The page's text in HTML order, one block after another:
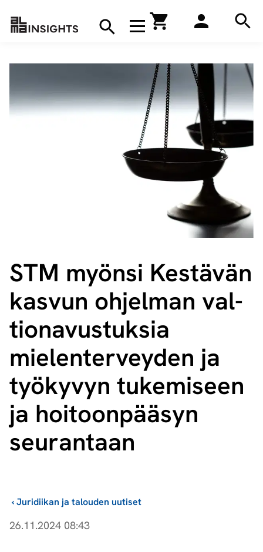
Avaa navigaatio
Hae
STM myönsi Kestävän
kasvun ohjelman val­
tio­na­vus­tuk­sia
mielenterveyden ja
työkyvyn tukemiseen
ja hoitoonpääsyn
seurantaan
Juridiikan ja talouden uutiset
›
26.11.2024 08:43